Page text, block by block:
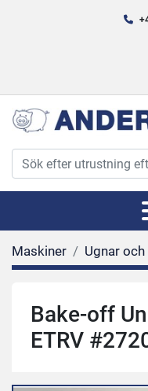
Maskiner Ugnar
Bake-off
ETRV